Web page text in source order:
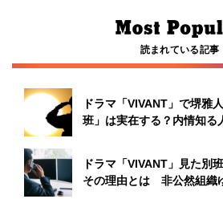
読まれている記事
ドラマ「VIVANT」で堺雅
班」は実在する？内情知る
ドラマ「VIVANT」見た別
その理由とは 非公然組織